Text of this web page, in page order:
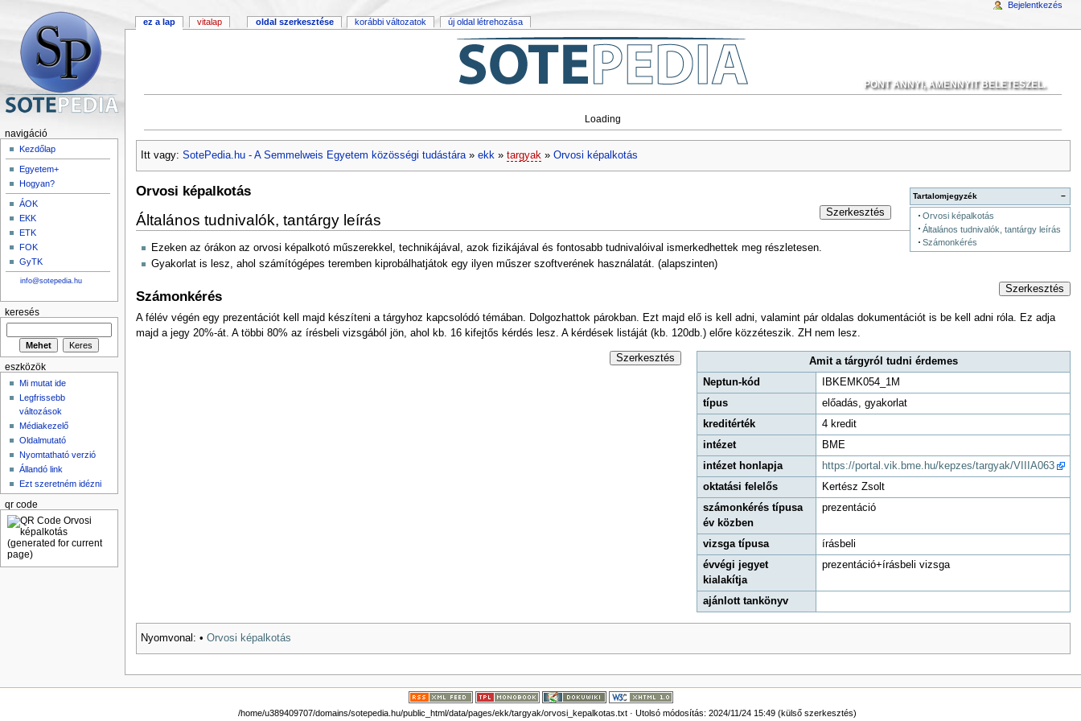
PONT ANNYI, AMENNYIT BELETESZEL.
Loading
Itt vagy: SotePedia.hu - A Semmelweis Egyetem közösségi tudástára» ekk» targyak» Orvosi képalkotás
−
Tartalomjegyzék
Orvosi képalkotás
Általános tudnivalók, tantárgy leírás
Számonkérés
Orvosi képalkotás
Szerkesztés
Általános tudnivalók, tantárgy leírás
Ezeken az órákon az orvosi képalkotó műszerekkel, technikájával, azok fizikájával és fontosabb tudnivalóival ismerkedhettek meg részletesen.
Gyakorlat is lesz, ahol számítógépes teremben kiprobálhatjátok egy ilyen műszer szoftverének használatát. (alapszinten)
Szerkesztés
Számonkérés
A félév végén egy prezentációt kell majd készíteni a tárgyhoz kapcsolódó témában. Dolgozhattok párokban. Ezt majd elő is kell adni, valamint pár oldalas dokumentációt is be kell adni róla. Ez adja
majd a jegy 20%-át. A többi 80% az írésbeli vizsgából jön, ahol kb. 16 kifejtős kérdés lesz. A kérdések listáját (kb. 120db.) előre közzéteszik. ZH nem lesz.
Amit a tárgyról tudni érdemes
Neptun-kód
IBKEMK054_1M
típus
előadás, gyakorlat
kreditérték
4 kredit
intézet
BME
intézet honlapja
https://portal.vik.bme.hu/kepzes/targyak/VIIIA063
oktatási felelős
Kertész Zsolt
számonkérés típusa
év közben
prezentáció
vizsga típusa
írásbeli
évvégi jegyet
kialakítja
prezentáció+írásbeli vizsga
ajánlott tankönyv
Szerkesztés
Nyomvonal: • Orvosi képalkotás
ez a lap vitalap oldal szerkesztése korábbi változatok új oldal létrehozása
Bejelentkezés
navigáció
Kezdőlap
Egyetem+
Hogyan?
ÁOK
EKK
ETK
FOK
GyTK
info@sotepedia.hu
keresés
eszközök
Mi mutat ide
Legfrissebb
változások
Médiakezelő
Oldalmutató
Nyomtatható verzió
Állandó link
Ezt szeretném idézni
qr code
/home/u389409707/domains/sotepedia.hu/public_html/data/pages/ekk/targyak/orvosi_kepalkotas.txt · Utolsó módosítás: 2024/11/24 15:49 (külső szerkesztés)